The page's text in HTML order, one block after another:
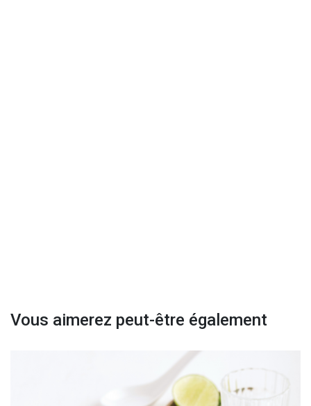
Vous aimerez peut-être également